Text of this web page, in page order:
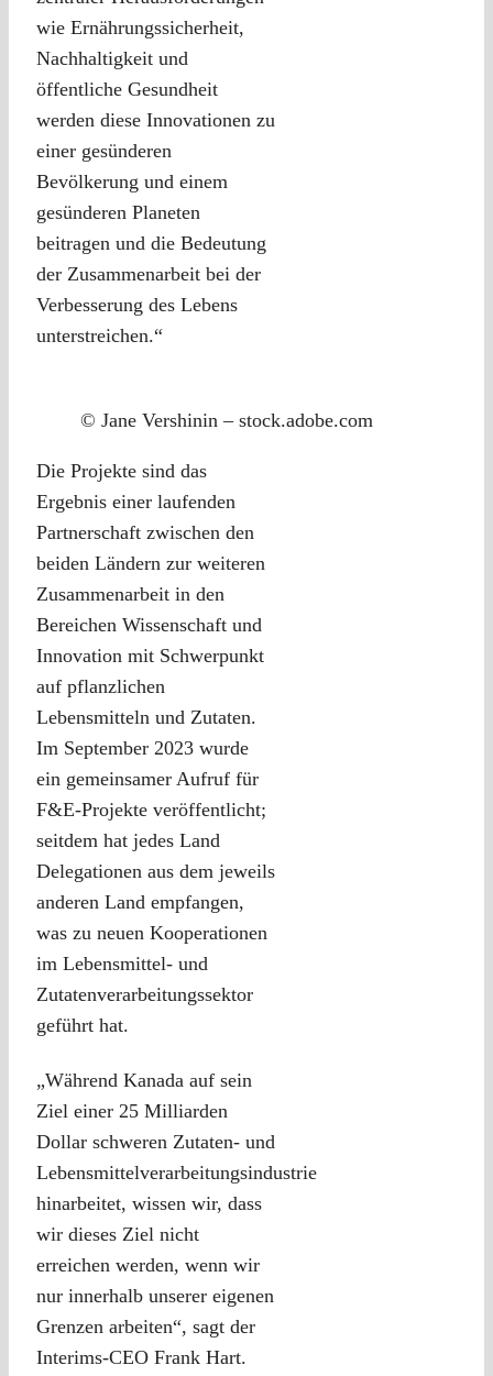
wie Ernährungssicherheit,
Nachhaltigkeit und
öffentliche Gesundheit
werden diese Innovationen zu
einer gesünderen
Bevölkerung und einem
gesünderen Planeten
beitragen und die Bedeutung
der Zusammenarbeit bei der
Verbesserung des Lebens
unterstreichen.“
© Jane Vershinin – stock.adobe.com
Die Projekte sind das
Ergebnis einer laufenden
Partnerschaft zwischen den
beiden Ländern zur weiteren
Zusammenarbeit in den
Bereichen Wissenschaft und
Innovation mit Schwerpunkt
auf pflanzlichen
Lebensmitteln und Zutaten.
Im September 2023 wurde
ein gemeinsamer Aufruf für
F&E-Projekte veröffentlicht;
seitdem hat jedes Land
Delegationen aus dem jeweils
anderen Land empfangen,
was zu neuen Kooperationen
im Lebensmittel- und
Zutatenverarbeitungssektor
geführt hat.
„Während Kanada auf sein
Ziel einer 25 Milliarden
Dollar schweren Zutaten- und
Lebensmittelverarbeitungsindustrie
hinarbeitet, wissen wir, dass
wir dieses Ziel nicht
erreichen werden, wenn wir
nur innerhalb unserer eigenen
Grenzen arbeiten“, sagt der
Interims-CEO Frank Hart.